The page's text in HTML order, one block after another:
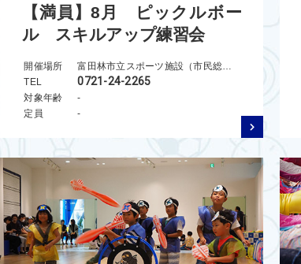
【満員】8月 ピックルボー
ル スキルアップ練習会
開催場所
富田林市立スポーツ施設（市民総合体育館）
TEL
0721-24-2265
対象年齢
-
定員
-